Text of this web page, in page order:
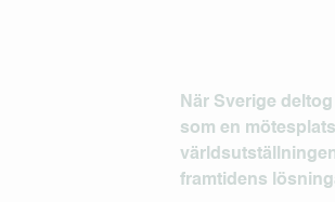
När Sverige deltog
som en
framtidens